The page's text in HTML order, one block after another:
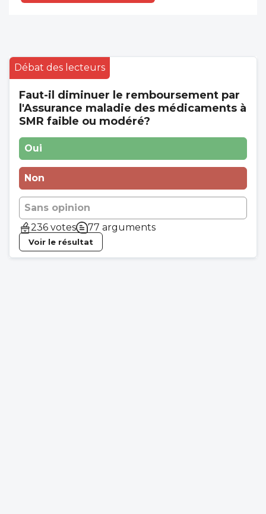
Débat des lecteurs
Faut-il diminuer le remboursement par
l'Assurance maladie des médicaments à
SMR faible ou modéré?
Oui
Non
Sans opinion
236 votes
77 arguments
Voir le résultat